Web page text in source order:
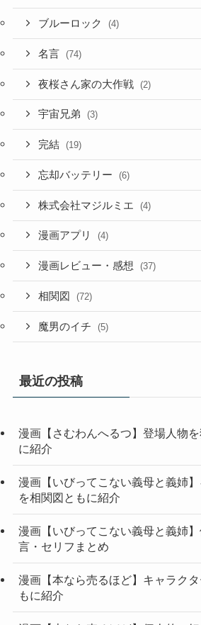
ブルーロック (4)
名言 (74)
夜桜さん家の大作戦 (2)
宇宙兄弟 (3)
完結 (19)
忘却バッテリー (6)
株式会社マジルミエ (4)
漫画アプリ (4)
漫画レビュー・感想 (37)
相関図 (72)
魔男のイチ (5)
最近の投稿
漫画【さむわんへるつ】登場人物
に紹介
漫画【いびってこない義母と義姉
を相関図ともに紹介
漫画【いびってこない義母と義姉
言・セリフまとめ
漫画【本なら売るほど】キャラク
もに紹介